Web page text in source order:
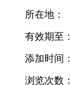
所在地：
有效期至：
添加时间：
浏览次数：